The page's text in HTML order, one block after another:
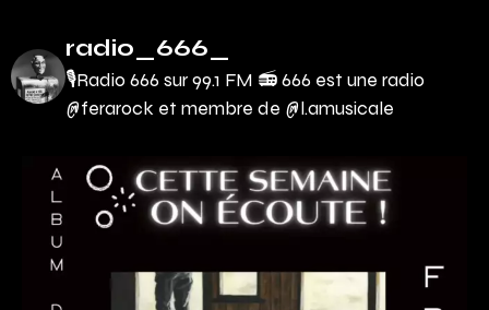
radio_666_
🎙Radio 666 sur 99.1 FM 📻666 est une radio
@ferarock et membre de @l.amusicale